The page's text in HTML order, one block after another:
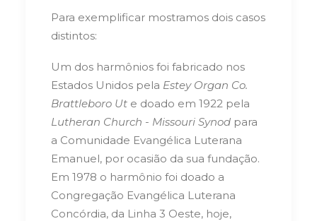
Para exemplificar mostramos dois casos
distintos:
Um dos harmônios foi fabricado nos
Estados Unidos pela Estey Organ Co.
Brattleboro Ut e doado em 1922 pela
Lutheran Church - Missouri Synod para
a Comunidade Evangélica Luterana
Emanuel, por ocasião da sua fundação.
Em 1978 o harmônio foi doado a
Congregação Evangélica Luterana
Concórdia, da Linha 3 Oeste, hoje,